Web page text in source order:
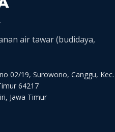
air tawar (budidaya,
02/19, Surowono, Canggu, Kec.
64217
Jawa Timur